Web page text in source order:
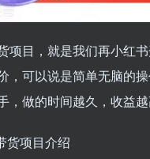
项目，就是我们再小红
，可以说是简单无脑的
，做的时间越久，收益
货项目介绍